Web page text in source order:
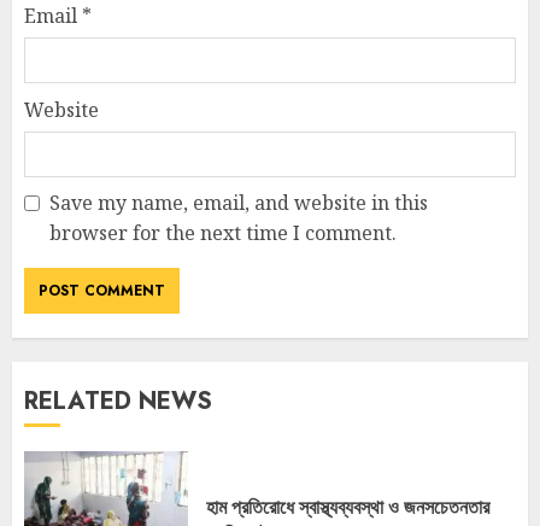
Email *
Website
Save my name, email, and website in this
browser for the next time I comment.
RELATED NEWS
হাম প্রতিরোধে স্বাস্থ্যব্যবস্থা ও জনসচেতনতার